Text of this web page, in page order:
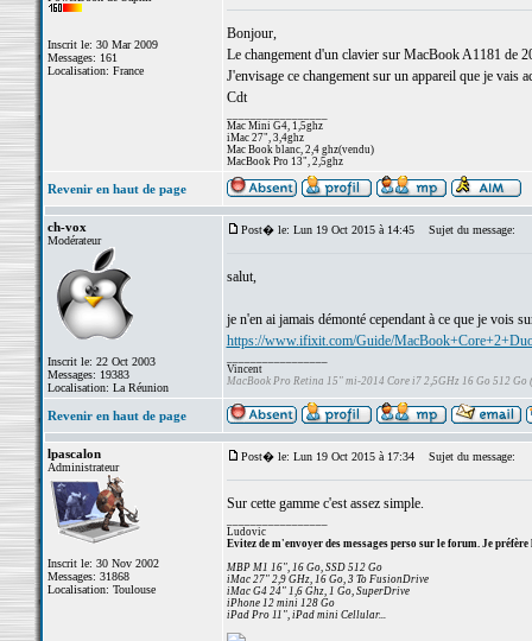
Inscrit le: 30 Mar 2009
Messages: 161
Localisation: France
Bonjour,
Le changement d'un clavier sur MacBook A1181 de
J'envisage ce changement sur un appareil que je vais
Cdt
Mac Mini G4, 1,5ghz
iMac 27", 3,4ghz
Mac Book blanc, 2,4 ghz(vendu)
MacBook Pro 13", 2,5ghz
Revenir en haut de page
ch-vox
Modérateur
Inscrit le: 22 Oct 2003
Messages: 19383
Localisation: La Réunion
Post� le: Lun 19 Oct 2015 à 14:45 Sujet du message:
salut,
je n'en ai jamais démonté cependant à ce que je vois
https://www.ifixit.com/Guide/
Vincent
MacBook Pro Retina 15" mi-2014 Core i7 2,5GHz 16 Go 512 Go
Revenir en haut de page
lpascalon
Administrateur
Inscrit le: 30 Nov 2002
Messages: 31868
Localisation: Toulouse
Post� le: Lun 19 Oct 2015 à 17:34 Sujet du message:
Sur cette gamme c'est assez simple.
Ludovic
Evitez de m'envoyer des messages perso sur le forum. Je préfère
MBP M1 16", 16 Go, SSD 512 Go
iMac 27" 2,9 GHz, 16 Go, 3 To FusionDrive
iMac G4 24" 1,6 Ghz, 1 Go, SuperDrive
iPhone 12 mini 128 Go
iPad Pro 11", iPad mini Cellular...